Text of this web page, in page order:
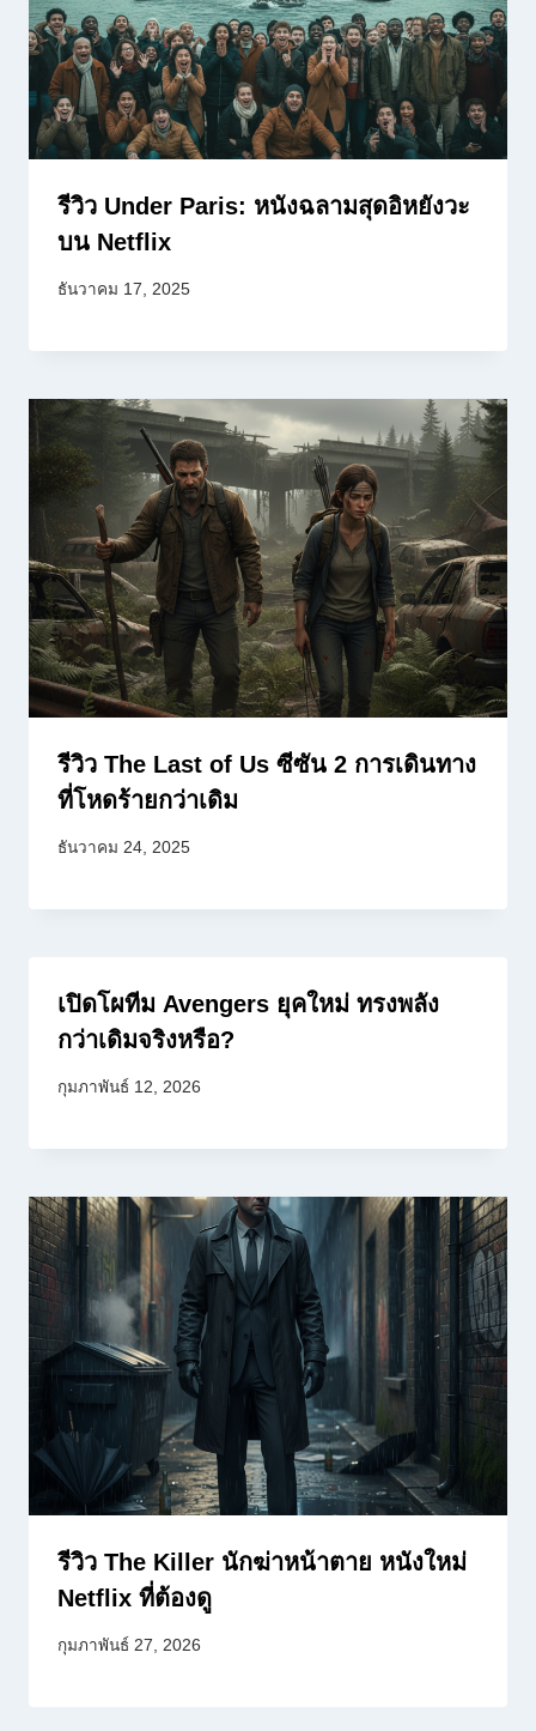
รีวิว Under Paris: หนังฉลามสุดอิหยังวะ
บน Netflix
ธันวาคม 17, 2025
รีวิว The Last of Us ซีซัน 2 การเดินทาง
ที่โหดร้ายกว่าเดิม
ธันวาคม 24, 2025
เปิดโผทีม Avengers ยุคใหม่ ทรงพลัง
กว่าเดิมจริงหรือ?
กุมภาพันธ์ 12, 2026
รีวิว The Killer นักฆ่าหน้าตาย หนังใหม่
Netflix ที่ต้องดู
กุมภาพันธ์ 27, 2026